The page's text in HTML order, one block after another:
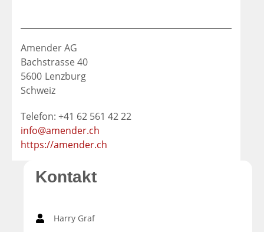
Amender AG
Bachstrasse 40
5600 Lenzburg
Schweiz
Telefon: +41 62 561 42 22
info@amender.ch
https://amender.ch
Kontakt
Harry Graf